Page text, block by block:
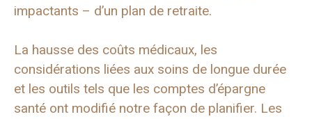
impactants – d’un plan de retraite.
La hausse des coûts médicaux, les
considérations liées aux soins de longue durée
et les outils tels que les comptes d’épargne
santé ont modifié notre façon de planifier. Les